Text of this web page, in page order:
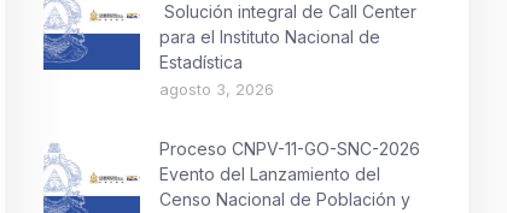
Solución integral de Call Center
para el Instituto Nacional de
Estadística
agosto 3, 2026
Proceso CNPV-11-GO-SNC-2026
Evento del Lanzamiento del
Censo Nacional de Población y